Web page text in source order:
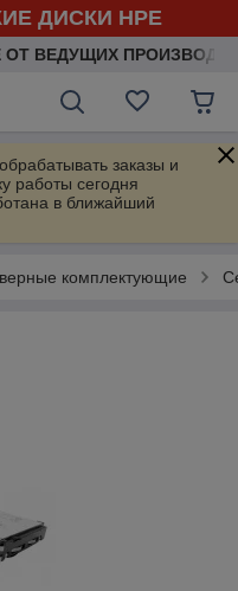
ДИСКИ HPE
ВЕДУЩИХ
заказы и
работы сегодня
в ближайший
комплектующие